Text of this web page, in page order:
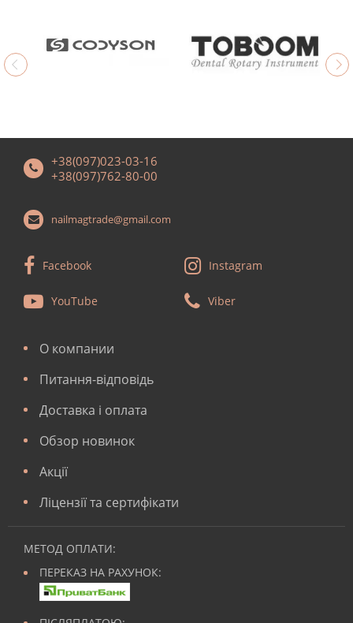
+38(097)023-03-16
+38(097)762-80-00
nailmagtrade@gmail.com
Facebook Instagram
YouTube Viber
О компании
Питання-відповідь
Доставка і оплата
Обзор новинок
Акції
Ліцензії та сертифікати
МЕТОД ОПЛАТИ:
ПЕРЕКАЗ НА РАХУНОК: